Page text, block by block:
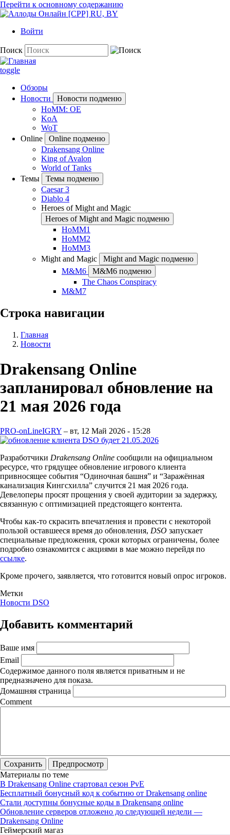
Перейти к основному содержанию
Войти
Поиск
toggle
Обзоры
Новости
Новости подменю
HoMM: OE
KoA
WoT
Online
Online подменю
Drakensang Online
King of Avalon
World of Tanks
Темы
Темы подменю
Caesar 3
Diablo 4
Heroes of Might and Magic
Heroes of Might and Magic подменю
HoMM1
HoMM2
HoMM3
Might and Magic
Might and Magic подменю
M&M6
M&M6 подменю
The Chaos Conspiracy
M&M7
Строка навигации
Главная
Новости
Drakensang Online
запланировал обновление на
21 мая 2026 года
PRO-onLineIGRY – вт, 12 Май 2026 - 15:28
Разработчики Drakensang Online сообщили на официальном
ресурсе, что грядущее обновление игрового клиента
привносящее события “Одиночная башня” и “Заражённая
канализация Кингсхилла” случится 21 мая 2026 года.
Девелоперы просят прощения у своей аудитории за задержку,
связанную с оптимизацией предстоящего контента.
Чтобы как-то скрасить впечатления и провести с некоторой
пользой оставшееся время до обновления, DSO запускает
специальные предложения, сроки которых ограничены, более
подробно ознакомится с акциями в мае можно перейдя по
ссылке.
Кроме прочего, заявляется, что готовится новый опрос игроков.
Метки
Новости DSO
Добавить комментарий
Ваше имя
Email
Содержимое данного поля является приватным и не
предназначено для показа.
Домашняя страница
Comment
Материалы по теме
В Drakensang Online стартовал сезон PvE
Бесплатный бонусный код к событию от Drakensang online
Стали доступны бонусные коды в Drakensang online
Обновление серверов отложено до следующей недели —
Drakensang Online
Геймерский магаз